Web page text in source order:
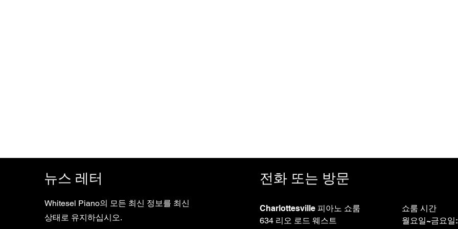
뉴스 레터
Whitesel Piano의 모든 최신 정보를 최신
상태로 유지하십시오.
전화 또는 방문
Charlottesville 피아노 쇼룸
634 리오 로드 웨스트
쇼룸 시간
월요일~금요일